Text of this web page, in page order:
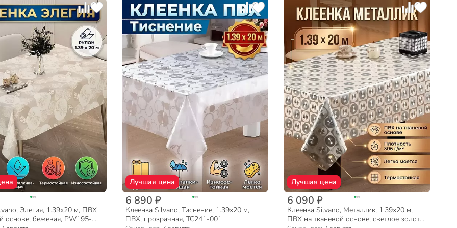
Элегия, 1.39х20 м, ПВХ
основе, бежевая, PW195-
Лучшая цена
6 890 ₽
Клеенка Silvano, Тиснение, 1.39х20 м,
ПВХ, прозрачная, TC241-001
Лучшая цена
6 090 ₽
Клеенка Silvano, Металлик, 1.39х20 м,
ПВХ на тканевой основе, светлое золото,